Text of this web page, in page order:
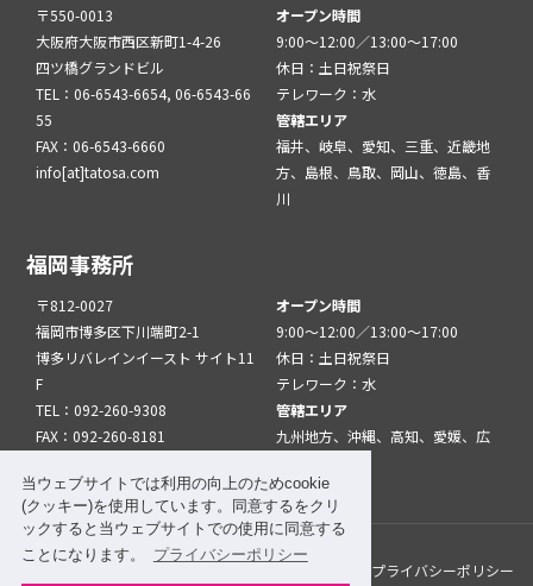
当ウェブサイトでは利用の向上のためcookie
(クッキー)を使用しています。同意するをクリ
ックすると当ウェブサイトでの使用に同意する
ことになります。
プライバシーポリシー
〒550-0013
大阪府大阪市西区新町1-4-26
四ツ橋グランドビル
TEL：06-6543-6654, 06-6543-66
55
FAX：06-6543-6660
info[at]tatosa.com
オープン時間
9:00～12:00／13:00～17:00
休日：土日祝祭日
テレワーク：水
管轄エリア
福井、岐阜、愛知、三重、近畿地
方、島根、鳥取、岡山、徳島、香
川
福岡事務所
〒812-0027
福岡市博多区下川端町2-1
博多リバレインイースト サイト11
F
TEL：092-260-9308
FAX：092-260-8181
オープン時間
9:00～12:00／13:00～17:00
休日：土日祝祭日
テレワーク：水
管轄エリア
九州地方、沖縄、高知、愛媛、広
このサイトについて プライバシーポリシー